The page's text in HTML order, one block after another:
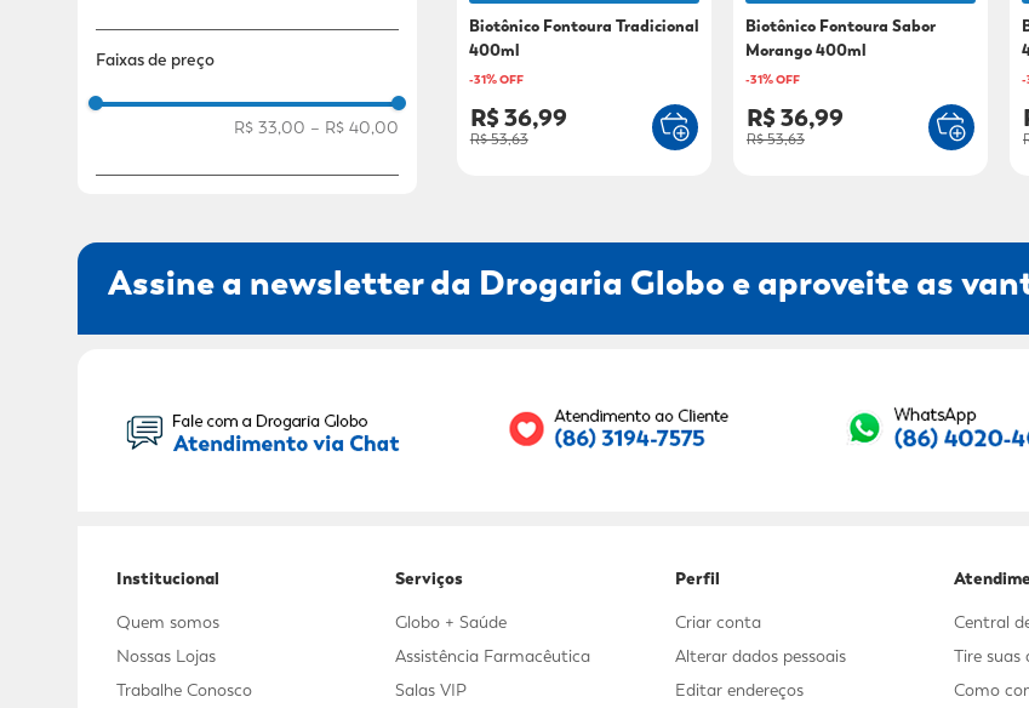
Faixas de preço
R$ 33,00 – R$ 40,00
Biotônico Fontoura Tradicional
400ml
-31% OFF
R$ 36,99
R$ 53,63
Biotônico Fontoura Sabor
Morango 400ml
-31% OFF
R$ 36,99
R$ 53,63
-
Assine a newsletter da Drogaria Globo e aproveite as
Institucional
Quem somos
Nossas Lojas
Trabalhe Conosco
Serviços
Globo + Saúde
Assistência Farmacêutica
Salas VIP
Perfil
Criar conta
Alterar dados pessoais
Editar endereços
Central
Tire suas
Como